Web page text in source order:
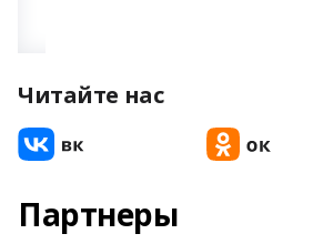
Читайте нас
Партнеры